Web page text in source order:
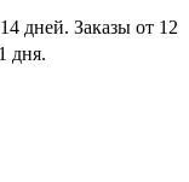
дней. Заказы от 12
дня.